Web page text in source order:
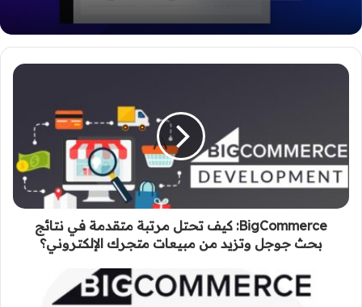
BigCommerce: كيف تحتل مرتبة متقدمة في نتائج
بحث جوجل وتزيد من مبيعات متجرك الإلكتروني؟